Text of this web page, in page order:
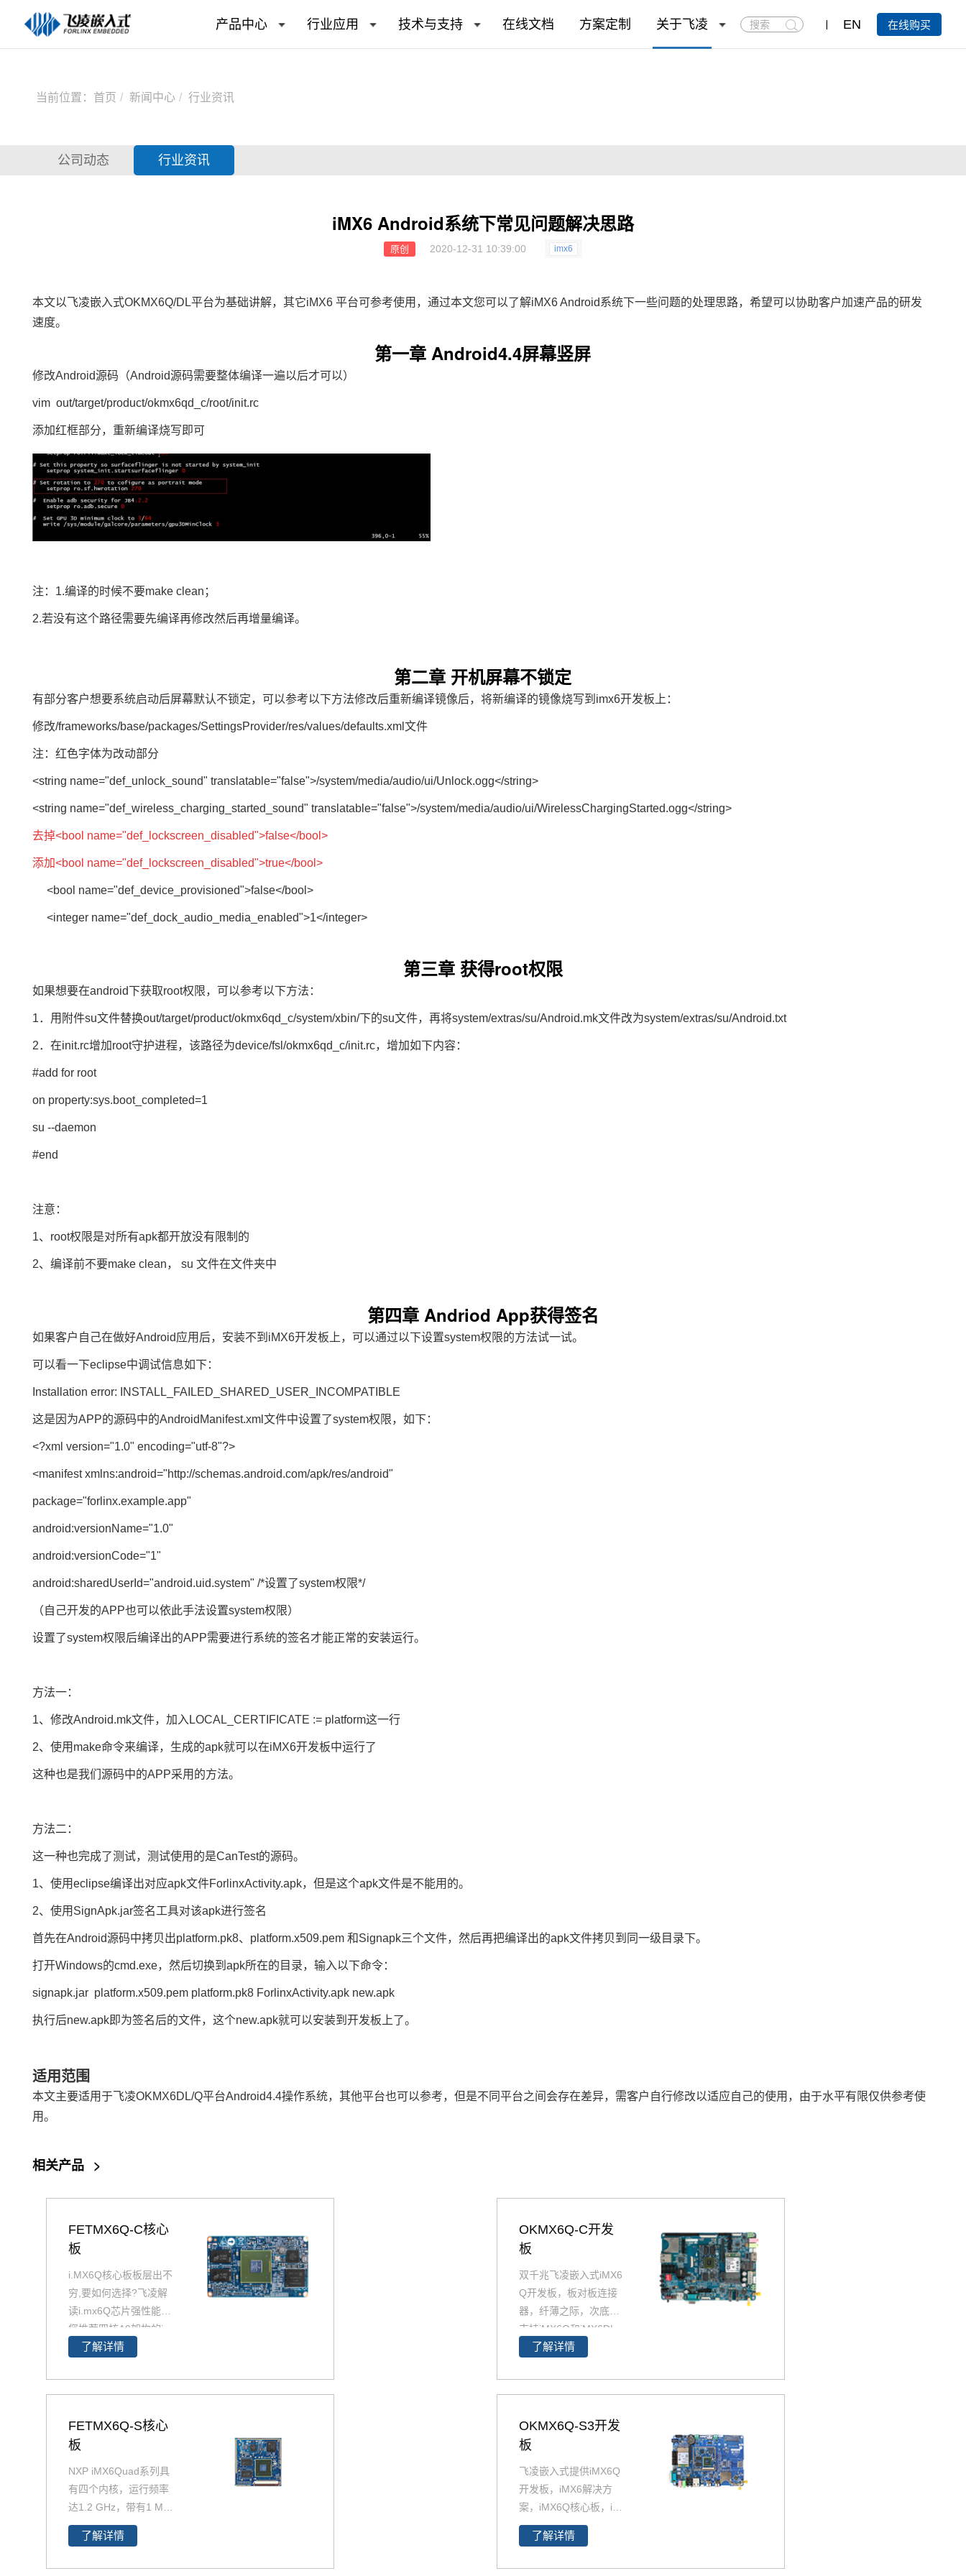
产品中心 行业应用 技术与支持 在线文档 方案定制 关于飞凌
搜
索
EN 在线购买
当前位置： 首页 新闻中心 行业资讯
公司动态 行业资讯
iMX6 Android系统下常见问题解决思路
原创 2020-12-31 10:39:00 imx6
本文以飞凌嵌入式OKMX6Q/DL平台为基础讲解，其它iMX6 平台可参考使用，通过本文您可以了解iMX6 Android系统下一些问题的处理思路，希望可以协助客户加速产品的研发
速度。
第一章 Android4.4屏幕竖屏
修改Android源码（Android源码需要整体编译一遍以后才可以）
vim out/target/product/okmx6qd_c/root/init.rc
添加红框部分，重新编译烧写即可
注：1.编译的时候不要make clean；
2.若没有这个路径需要先编译再修改然后再增量编译。
第二章 开机屏幕不锁定
有部分客户想要系统启动后屏幕默认不锁定，可以参考以下方法修改后重新编译镜像后，将新编译的镜像烧写到imx6开发板 上：
修改/frameworks/base/packages/SettingsProvider/res/values/defaults.xml文件
注：红色字体为改动部分
<string name="def_unlock_sound" translatable="false">/system/media/audio/ui/Unlock.ogg</string>
<string name="def_wireless_charging_started_sound" translatable="false">/system/media/audio/ui/WirelessChargingStarted.ogg</string>
去掉<bool name="def_lockscreen_disabled">false</bool>
添加<bool name="def_lockscreen_disabled">true</bool>
<bool name="def_device_provisioned">false</bool>
<integer name="def_dock_audio_media_enabled">1</integer>
第三章 获得root权限
如果想要在android下获取root权限，可以参考以下方法：
1．用附件su文件替换out/target/product/okmx6qd_c/system/xbin/下的su文件，再将system/extras/su/Android.mk文件改为system/extras/su/Android.txt
2．在init.rc增加root守护进程，该路径为device/fsl/okmx6qd_c/init.rc，增加如下内容：
#add for root
on property:sys.boot_completed=1
su --daemon
#end
注意：
1、root权限是对所有apk都开放没有限制的
2、编译前不要make clean， su 文件在文件夹中
第四章 Andriod App获得签名
如果客户自己在做好Android应用后，安装不到 iMX6开发板 上，可以通过以下设置system权限的方法试一试。
可以看一下eclipse中调试信息如下：
Installation error: INSTALL_FAILED_SHARED_USER_INCOMPATIBLE
这是因为APP的源码中的AndroidManifest.xml文件中设置了system权限，如下：
<?xml version="1.0" encoding="utf-8"?>
<manifest xmlns:android="http://schemas.android.com/apk/res/android"
package="forlinx.example.app"
android:versionName="1.0"
android:versionCode="1"
android:sharedUserId="android.uid.system" /*设置了system权限*/
（自己开发的APP也可以依此手法设置system权限）
设置了system权限后编译出的APP需要进行系统的签名才能正常的安装运行。
方法一：
1、修改Android.mk文件，加入LOCAL_CERTIFICATE := platform这一行
2、使用make命令来编译，生成的apk就可以在iMX6开发板中运行了
这种也是我们源码中的APP采用的方法。
方法二：
这一种也完成了测试，测试使用的是CanTest的源码。
1、使用eclipse编译出对应apk文件ForlinxActivity.apk，但是这个apk文件是不能用的。
2、使用SignApk.jar签名工具对该apk进行签名
首先在Android源码中拷贝出platform.pk8、platform.x509.pem 和Signapk三个文件，然后再把编译出的apk文件拷贝到同一级目录下。
打开Windows的cmd.exe，然后切换到apk所在的目录，输入以下命令：
signapk.jar platform.x509.pem platform.pk8 ForlinxActivity.apk new.apk
执行后new.apk即为签名后的文件，这个new.apk就可以安装到开发板上了。
适用范围
本文主要适用于飞凌OKMX6DL/Q平台Android4.4操作系统，其他平台也可以参考，但是不同平台之间会存在差异，需客户自行修改以适应自己的使用 ，由于水平有限仅供参考使
用。
相关产品 >
FETMX6Q-C核心
板
i.MX6Q核心板板层出不
穷,要如何选择?飞凌解
读i.mx6Q芯片强性能为
您推荐四核A9架构的i.
MX6Q产品精选，包含i
Q 核心板、iMX6Q工业
i.MX6Q核心板基于NXP
（原Freescale）Corte
x-A9架构的i.MX6Q四核
处理器设计，核心板小
尺寸核心板搭配独特的
薄款连接器，让设计随
心所欲！
了解详情
OKMX6Q-C开发
板
双千兆飞凌嵌入式iMX6
Q开发板，板对板连接
器，纤薄之际，次底板
支持iMX6Q和iMX6DL
核心板。i.MX6Q开发板
丰富，原理图、PCB、
载，技术支持等。欢迎
选购
了解详情
FETMX6Q-S核心
板
NXP iMX6Quad系列具
有四个内核，运行频率
达1.2 GHz，带有1 MB
L2缓存和64位DDR3或
2通道、32位LPDDR2
了解详情
OKMX6Q-S3开发
板
飞凌嵌入式提供iMX6Q
开发板，iMX6解决方
案，iMX6Q核心板，i.M
X6Q开发板解决方案。i
MX6Q稳定、快速、性
了解详情